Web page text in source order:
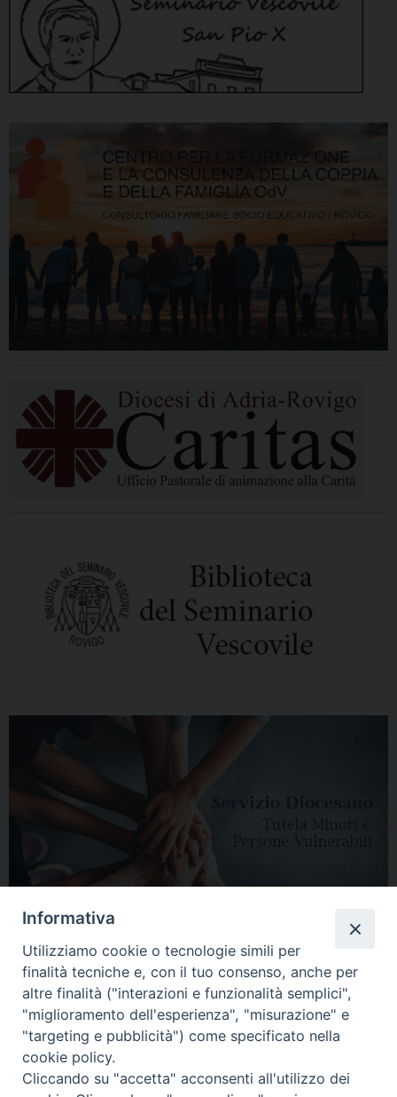
HOME DIOCESI VESCOVO CURIA VESCOVILE NEWS
APPUNTAMENTI CONTATTI SERVIZIO ANTENATI
Informativa
Utilizziamo cookie o tecnologie simili per
finalità tecniche e, con il tuo consenso, anche per
altre finalità ("interazioni e funzionalità semplici",
"miglioramento dell'esperienza", "misurazione" e
"targeting e pubblicità") come specificato nella
cookie policy.
Cliccando su "accetta" acconsenti all'utilizzo dei